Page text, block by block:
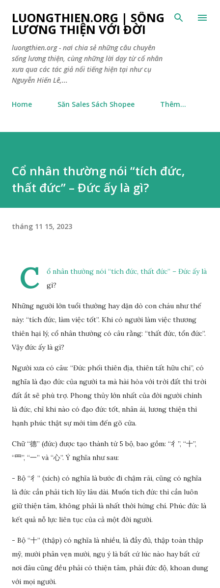
Chuyển đến nội dung chính
LUONGTHIEN.ORG | SỐNG
LƯƠNG THIỆN VỚI ĐỜI
luongthien.org - nơi chia sẻ những câu chuyên
sống lương thiện, cùng những lời dạy từ cổ nhân
xưa qua các tác giả nổi tiếng hiện tại như cụ
Nguyễn Hiến Lê,...
Home Săn Sales Sách Shopee Thêm…
Cổ nhân thường nói “tích đức,
thất đức” – Đức ấy là gì?
tháng 11 15, 2023
C
ổ nhân thường nói “tích đức, thất đức” – Đức ấy là
gì?
Những người lớn tuổi thường hay dặn dò con cháu như thế
này: “tích đức, làm việc tốt”. Khi có người làm việc thương
thiên hại lý, cổ nhân thường có câu rằng: “thất đức, tổn đức”.
Vậy đức ấy là gì?
Người xưa có câu: “Đức phối thiên địa, thiên tất hữu chi”, có
nghĩa là đạo đức của người ta mà hài hòa với trời đất thì trời
đất ắt sẽ phù trợ. Phong thủy lớn nhất của đời người chính
là đức, chỉ khi nào có đạo đức tốt, nhân ái, lương thiện thì
hạnh phúc thật sự mới tìm đến gõ cửa.
Chữ “德” (đức) được tạo thành từ 5 bộ, bao gồm: “彳”, “十”,
“罒”, “一” và “心”. Ý nghĩa như sau:
- Bộ “彳” (xích) có nghĩa là bước đi chậm rãi, cũng có nghĩa
là đức cần phải tích lũy lâu dài. Muốn tích đức thì cần luôn
giữ thiện tâm, không phải là nhất thời hứng chí. Phúc đức là
kết quả nỗ lực liên tục của cả một đời người.
- Bộ “十” (thập) có nghĩa là nhiều, là đầy đủ, thập toàn thập
mỹ, mười phân vẹn mười, ngụ ý là bất cứ lúc nào hay bất cứ
nơi đâu cũng đều phải có thiện tâm, phải đức độ, khoan dung
với mọi người.